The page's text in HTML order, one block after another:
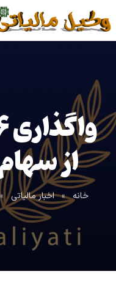
از
خانه » اخبار مالیاتی